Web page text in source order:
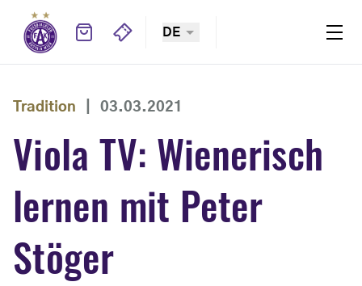
DE
Tradition 03.03.2021
Viola TV: Wienerisch
lernen mit Peter
Stöger